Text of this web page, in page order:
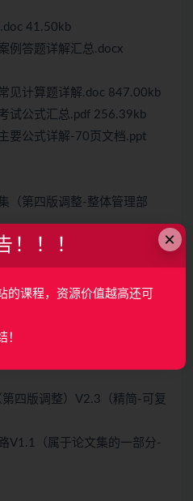
41.50kb
例答题详解汇总.docx
见计算题详解.doc 847.00kb
试公式汇总.pdf 256.39kb
要公式详解-70页文档.ppt
（第四版调整-整体管理部
29.00kb
知识领域各一篇).doc
法宝-万能论文的模板.pdf
四版调整）V2.3（精简-可复
V1.1（属于论文集的一部分-
×
！！！
的课程，资源价值越高还可
！